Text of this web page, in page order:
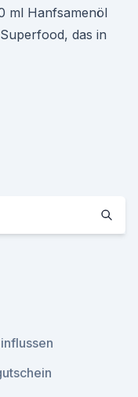
ml Hanfsamenöl
das in